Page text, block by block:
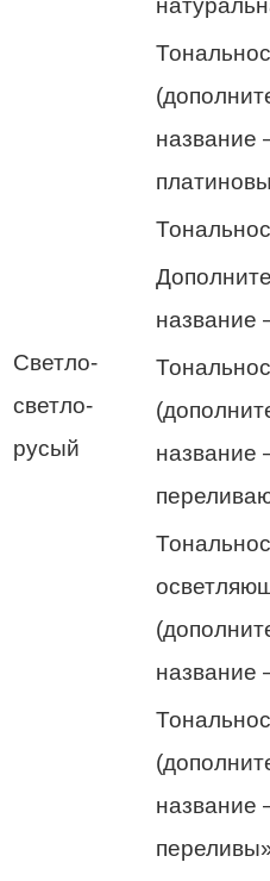
Светло-
светло-
русый
название
название
название
название
название